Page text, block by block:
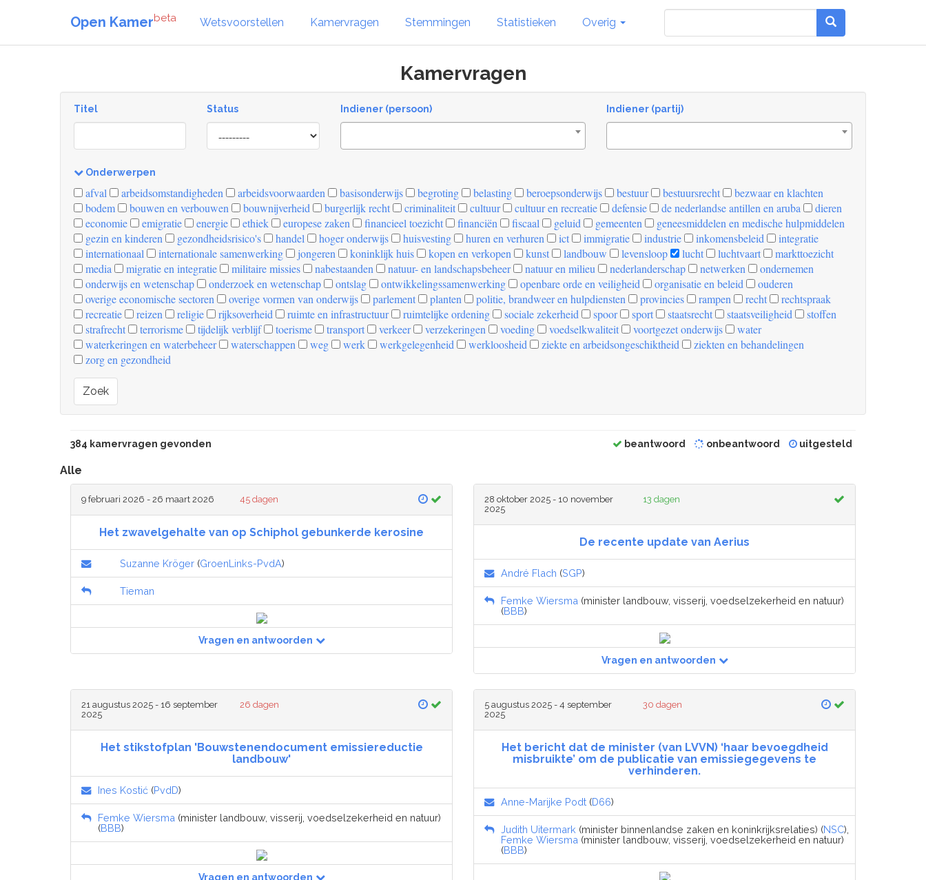
Open Kamerbeta Wetsvoorstellen Kamervragen Stemmingen Statistieken Overig
Kamervragen
Titel Status
[invalid
name]
Indiener (persoon) Indiener (partij)
Onderwerpen
[invalid
name]
afval arbeidsomstandigheden arbeidsvoorwaarden basisonderwijs begroting belasting beroepsonderwijs bestuur bestuursrecht
bezwaar en klachten
bodem
bouwen en verbouwen bouwnijverheid burgerlijk recht criminaliteit cultuur cultuur en recreatie defensie de nederlandse antillen en aruba
dieren
economie
emigratie energie ethiek europese zaken financieel toezicht financiën fiscaal geluid gemeenten
geneesmiddelen en medische hulpmiddelen
gezin en kinderen
gezondheidsrisico's handel hoger onderwijs huisvesting huren en verhuren ict immigratie industrie inkomensbeleid
integratie
internationaal
internationale samenwerking jongeren koninklijk huis kopen en verkopen kunst landbouw levensloop lucht luchtvaart
markttoezicht
media
migratie en integratie militaire missies nabestaanden natuur- en landschapsbeheer natuur en milieu nederlanderschap netwerken
ondernemen
onderwijs en wetenschap
onderzoek en wetenschap ontslag ontwikkelingssamenwerking openbare orde en veiligheid organisatie en beleid
ouderen
overige economische sectoren
overige vormen van onderwijs parlement planten politie, brandweer en hulpdiensten provincies rampen recht
rechtspraak
recreatie
reizen religie rijksoverheid ruimte en infrastructuur ruimtelijke ordening sociale zekerheid spoor sport staatsrecht staatsveiligheid
stoffen
strafrecht
terrorisme tijdelijk verblijf toerisme transport verkeer verzekeringen voeding voedselkwaliteit voortgezet onderwijs
water
waterkeringen en waterbeheer
waterschappen weg werk werkgelegenheid werkloosheid ziekte en arbeidsongeschiktheid
ziekten en behandelingen
zorg en gezondheid
Zoek
384 kamervragen gevonden beantwoord onbeantwoord uitgesteld
Alle
9 februari 2026 - 26 maart 2026 45 dagen
Het zwavelgehalte van op Schiphol gebunkerde kerosine
Suzanne Kröger (GroenLinks-PvdA)
Tieman
Vragen en antwoorden
28 oktober 2025 - 10 november
2025
13 dagen
De recente update van Aerius
André Flach (SGP)
Femke Wiersma (minister landbouw, visserij, voedselzekerheid en natuur)
(BBB)
Vragen en antwoorden
21 augustus 2025 - 16 september
2025
26 dagen
Het stikstofplan 'Bouwstenendocument emissiereductie
landbouw'
Ines Kostić (PvdD)
Femke Wiersma (minister landbouw, visserij, voedselzekerheid en natuur)
(BBB)
Vragen en antwoorden
5 augustus 2025 - 4 september
2025
30 dagen
Het bericht dat de minister (van LVVN) ‘haar bevoegdheid
misbruikte’ om de publicatie van emissiegegevens te
verhinderen.
Anne-Marijke Podt (D66)
Judith Uitermark (minister binnenlandse zaken en koninkrijksrelaties) (NSC),
Femke Wiersma (minister landbouw, visserij, voedselzekerheid en natuur)
(BBB)